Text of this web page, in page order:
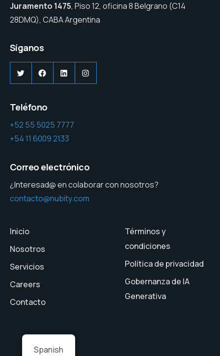
Juramento 1475, Piso 12, oficina 8 Belgrano (C14
28DMQ), CABA Argentina
Síganos
TwitterFacebook
LinkedInInstagram
Teléfono
+52 55 5025 7777
+54 11 6009 2133
Correo electrónico
¿Interesad@ en colaborar con nosotros?
contacto@nubity.com
Inicio
Nosotros
Servicios
Careers
Contacto
Términos y
condiciones
Política de privacidad
Gobernanza de IA
Generativa
Spanish